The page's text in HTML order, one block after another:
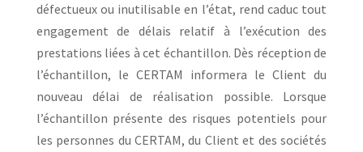
défectueux ou inutilisable en l’état, rend caduc tout
engagement de délais relatif à l’exécution des
prestations liées à cet échantillon. Dès réception de
l’échantillon, le CERTAM informera le Client du
nouveau délai de réalisation possible. Lorsque
l’échantillon présente des risques potentiels pour
les personnes du CERTAM, du Client et des sociétés